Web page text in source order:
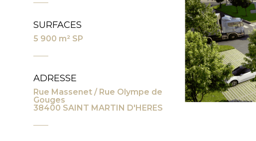
SURFACES
5 900 m² SP
ADRESSE
Rue Massenet / Rue Olympe de
Gouges
38400 SAINT MARTIN D'HERES